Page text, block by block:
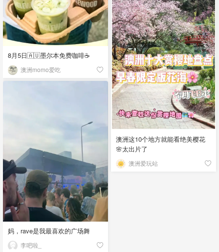
8月5日🇦🇺墨尔本免费咖啡☕
澳洲momo爱吃
澳洲这10个地方就能看绝美樱花
🌸太出片了
澳洲爱玩站
妈，rave是我最喜欢的广场舞
李吧啦_